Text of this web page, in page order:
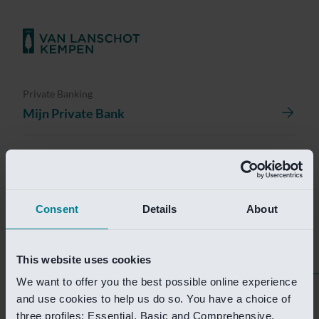
Consent Details About
This website uses cookies
We want to offer you the best possible online experience
and use cookies to help us do so. You have a choice of
three profiles: Essential, Basic and Comprehensive.
Private Banking
Mijn Private Bank
Investment Banking
Van Lanschot Kempen Research
Helaas is deze pagina